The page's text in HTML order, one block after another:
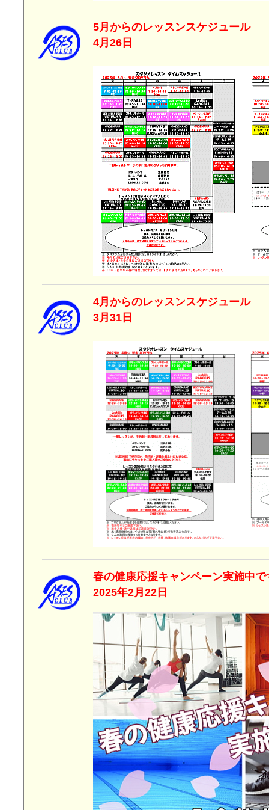
5月からのレッスンス
4月26日
4月からのレッスンス
3月31日
春の健康応援キャン
2025年2月22日